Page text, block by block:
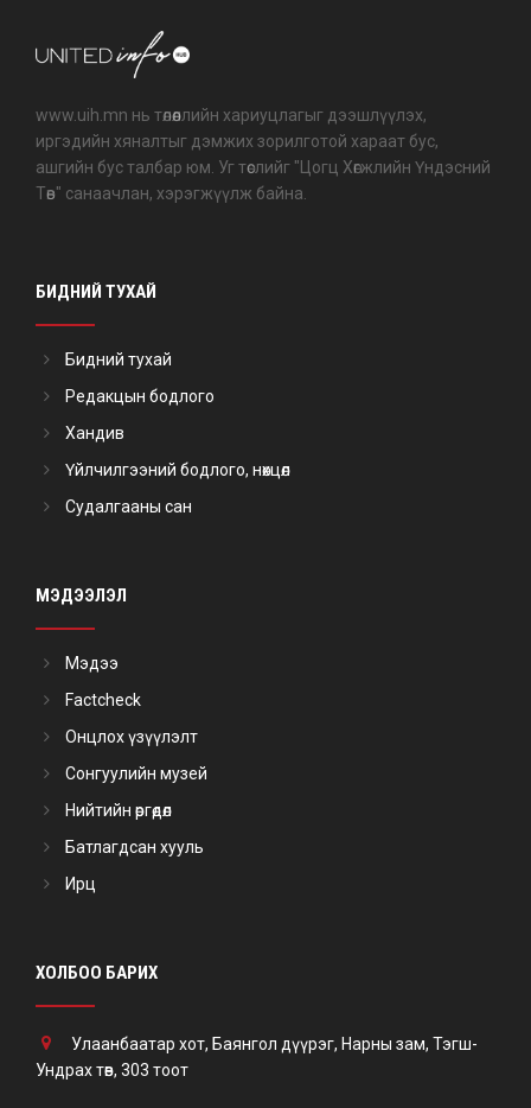
www.uih.mn нь төлөөллийн хариуцлагыг дээшлүүлэх,
иргэдийн хяналтыг дэмжих зорилготой хараат бус,
ашгийн бус талбар юм. Уг төслийг "Цогц Хөгжлийн Үндэсний
Төв" санаачлан, хэрэгжүүлж байна.
БИДНИЙ ТУХАЙ
Бидний тухай
Редакцын бодлого
Хандив
Үйлчилгээний бодлого, нөхцөл
Судалгааны сан
МЭДЭЭЛЭЛ
Мэдээ
Factcheck
Онцлох үзүүлэлт
Сонгуулийн музей
Нийтийн өргөдөл
Батлагдсан хууль
Ирц
ХОЛБОО БАРИХ
Улаанбаатар хот, Баянгол дүүрэг, Нарны зам, Тэгш-
Ундрах төв, 303 тоот